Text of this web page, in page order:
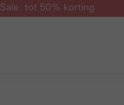
Sale: tot 50% korting